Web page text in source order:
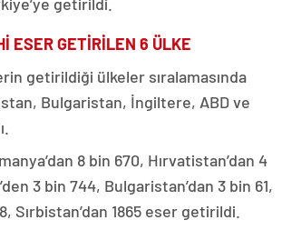
ESER GETİRİLEN 6 ÜLKE
getirildiği ülkeler sıralamasında
Bulgaristan, İngiltere, ABD ve
8 bin 670, Hırvatistan’dan 4
3 bin 744, Bulgaristan’dan 3 bin 61,
Sırbistan’dan 1865 eser getirildi.